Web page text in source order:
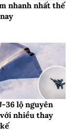
nhanh nhất thế
36 lộ nguyên
nhiều thay